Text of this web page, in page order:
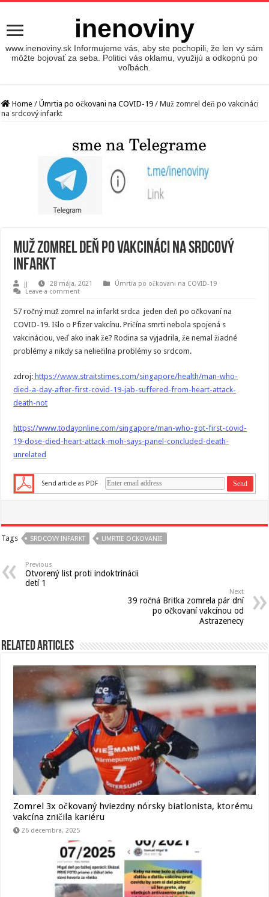
inenoviny
www.inenoviny.sk Informujeme vás, aby ste pochopili, že len vy sám
môžte bojovať za seba. Politici vás oklamu, využijú a odkopnú po
voľbách.
Home / Úmrtia po očkovani na COVID-19 / Muž zomrel deň po vakcináci
na srdcový infarkt
Muž zomrel deň po vakcináci na srdcový
infarkt
jj 28 mája, 2021
Úmrtia po očkovani na COVID-19
Leave a comment
57 ročný muž zomrel na infarkt srdca jeden deň po očkovaní na
COVID-19. Išlo o Pfizer vakcínu. Pričína smrti nebola spojená s
vakcináciou, veď ako inak že? Rodina sa vyjadrila, že nemal žiadné
problémy a nikdy sa neliečilna problémy so srdcom.
zdroj: https://www.straitstimes.com/singapore/health/man-who-
died-a-day-after-first-covid-19-jab-suffered-from-heart-attack-
death-not
https://www.todayonline.com/singapore/man-who-got-first-covid-
19-dose-died-heart-attack-moh-says-panel-concluded-death-
unrelated
Send article as PDF
Tags SRDCOVY INFARKT UMRTIE OCKOVANIE
Previous
Otvorený list proti indoktrinácii
detí 1
Next
39 ročná Britka zomrela pár dní
po očkovaní vakcínou od
Astrazenecy
Related Articles
Zomrel 3x očkovaný hviezdny nórsky biatlonista, ktorému
vakcína zničila kariéru
26 decembra, 2025